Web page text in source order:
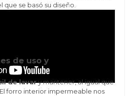
se basó su diseño.
de uso y
de lavary mantener, al igual que
forro interior impermeable nos